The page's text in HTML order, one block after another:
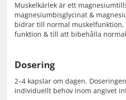
Muskelkärlek är ett
magnesiumbisglycinat &
bidrar till normal muskelfunktion,
funktion & till att bibehålla
Dosering
2–4 kapslar om dagen.
individuellt behov inom angivet